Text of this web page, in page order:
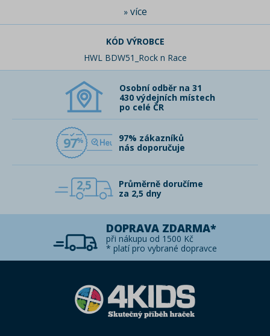
» více
KÓD VÝROBCE
HWL BDW51_Rock n Race
Osobní odběr na 31
430 výdejních místech
po celé ČR
97
97% zákazníků
nás doporučuje
2,5
Průměrně doručíme
za 2,5 dny
DOPRAVA ZDARMA*
při nákupu od 1500 Kč
* platí pro vybrané dopravce